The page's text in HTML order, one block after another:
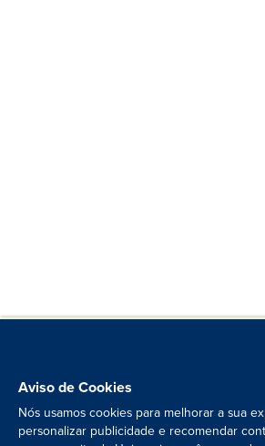
Aviso de Cookies
Nós usamos cookies para melhorar a sua
personalizar publicidade e recomendar